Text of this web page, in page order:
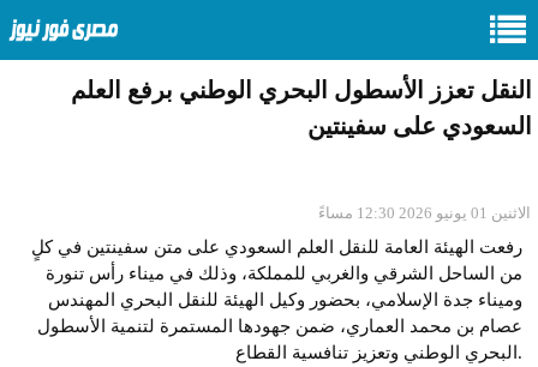
النقل تعزز الأسطول البحري الوطني برفع العلم
السعودي على سفينتين
الاثنين 01 يونيو 2026 12:30 مساءً
رفعت الهيئة العامة للنقل العلم السعودي على متن سفينتين في كلٍ
من الساحل الشرقي والغربي للمملكة، وذلك في ميناء رأس تنورة
وميناء جدة الإسلامي، بحضور وكيل الهيئة للنقل البحري المهندس
عصام بن محمد العماري، ضمن جهودها المستمرة لتنمية الأسطول
البحري الوطني وتعزيز تنافسية القطاع.